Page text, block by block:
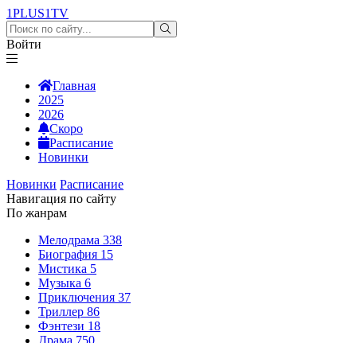
1PLUS1TV
Войти
Главная
2025
2026
Скоро
Расписание
Новинки
Новинки Расписание
Навигация по сайту
По жанрам
Мелодрама 338
Биография 15
Мистика 5
Музыка 6
Приключения 37
Триллер 86
Фэнтези 18
Драма 750